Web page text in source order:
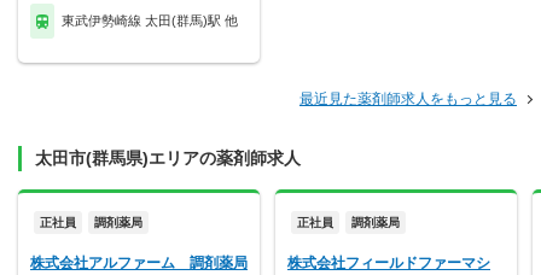
東武伊勢崎線 太田(群馬)駅 他
最近見た薬剤師求人をもっと見る
太田市(群馬県)エリアの薬剤師求人
正社員 調剤薬局
株式会社アルファーム 調剤薬局
正社員 調剤薬局
株式会社フィールドファーマシ